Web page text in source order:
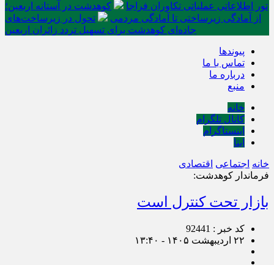
تور اطلاعاتی عملیاتی تکاوران فراجا
کوهدشت در آستانه اربعین؛
از آمادگی زیرساختی تا آمادگی مردمی
تحول در زیرساخت‌های
جاده‌ای کوهدشت برای تسهیل تردد زائران اربعین
پیوندها
تماس با ما
درباره ما
منبع
خانه
کانال تلگرام
اینستاگرام
ایتا
خانه اجتماعی اقتصادی
فرماندار کوهدشت:
بازار تحت کنترل است
کد خبر : 92441
۲۲ اردیبهشت ۱۴۰۵ - ۱۳:۴۰